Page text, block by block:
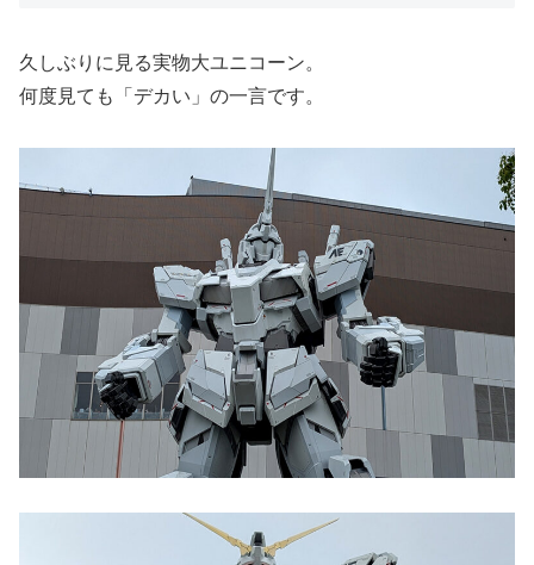
久しぶりに見る実物大ユニコーン。
何度見ても「デカい」の一言です。